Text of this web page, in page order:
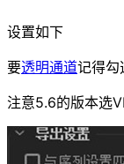
设置如下
要透明通道记得勾
注意5.6的版本选